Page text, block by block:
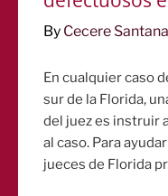
By Cecere
En cualquier caso
sur de la Florida,
del juez es instruir
al caso. Para
jueces de Florida